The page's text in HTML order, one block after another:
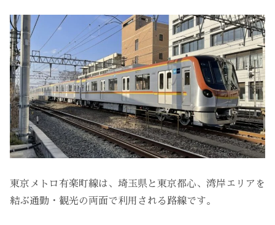
東京メトロ有楽町線は、埼玉県と東京都心、湾岸エリアを
結ぶ通勤・観光の両面で利用される路線です。